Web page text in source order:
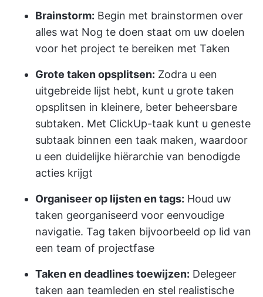
Brainstorm: Begin met brainstormen over
alles wat Nog te doen staat om uw doelen
voor het project te bereiken met Taken
Grote taken opsplitsen: Zodra u een
uitgebreide lijst hebt, kunt u grote taken
opsplitsen in kleinere, beter beheersbare
subtaken. Met ClickUp-taak kunt u geneste
subtaak binnen een taak maken, waardoor
u een duidelijke hiërarchie van benodigde
acties krijgt
Organiseer op lijsten en tags: Houd uw
taken georganiseerd voor eenvoudige
navigatie. Tag taken bijvoorbeeld op lid van
een team of projectfase
Taken en deadlines toewijzen: Delegeer
taken aan teamleden en stel realistische